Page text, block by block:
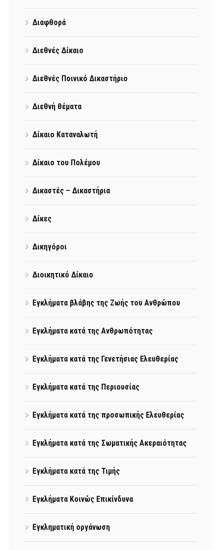
Διαφθορά
Διεθνές Δίκαιο
Διεθνές Ποινικό Δικαστήριο
Διεθνή θέματα
Δίκαιο Καταναλωτή
Δίκαιο του Πολέμου
Δικαστές – Δικαστήρια
Δίκες
Δικηγόροι
Διοικητικό Δίκαιο
Εγκλήματα βλάβης της Ζωής του Ανθρώπου
Εγκλήματα κατά της Ανθρωπότητας
Εγκλήματα κατά της Γενετήσιας Ελευθερίας
Εγκλήματα κατά της Περιουσίας
Εγκλήματα κατά της προσωπικής Ελευθερίας
Εγκλήματα κατά της Σωματικής Ακεραιότητας
Εγκλήματα κατά της Τιμής
Εγκλήματα Κοινώς Επικίνδυνα
Εγκληματική οργάνωση